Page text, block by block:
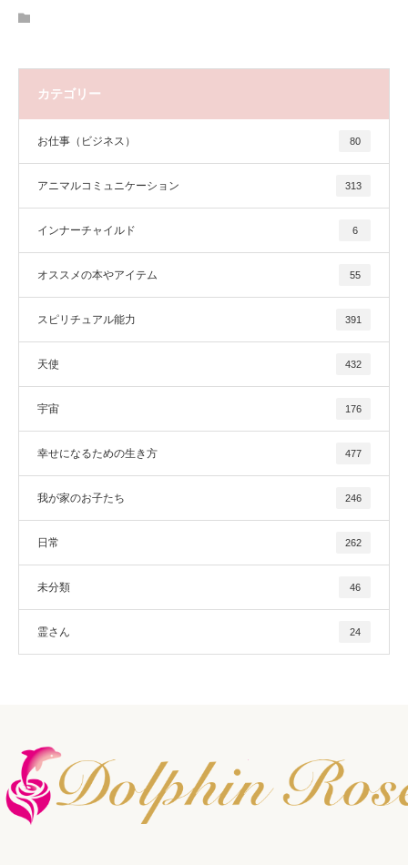
カテゴリー
お仕事（ビジネス） 80
アニマルコミュニケーション 313
インナーチャイルド 6
オススメの本やアイテム 55
スピリチュアル能力 391
天使 432
宇宙 176
幸せになるための生き方 477
我が家のお子たち 246
日常 262
未分類 46
霊さん 24